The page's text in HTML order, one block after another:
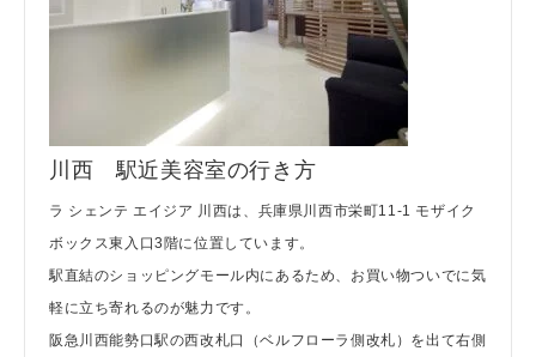
川西 駅近美容室の行き方
ラ シェンテ エイジア 川西は、兵庫県川西市栄町11-1 モザイク
ボックス東入口3階に位置しています。
駅直結のショッピングモール内にあるため、お買い物ついでに気
軽に立ち寄れるのが魅力です。
阪急川西能勢口駅の西改札口（ベルフローラ側改札）を出て右側